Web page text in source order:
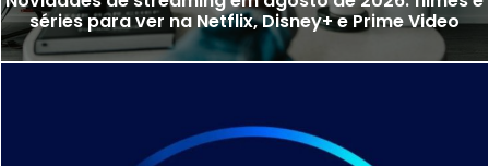
séries para ver na Netflix, Disney+ e Prime Video